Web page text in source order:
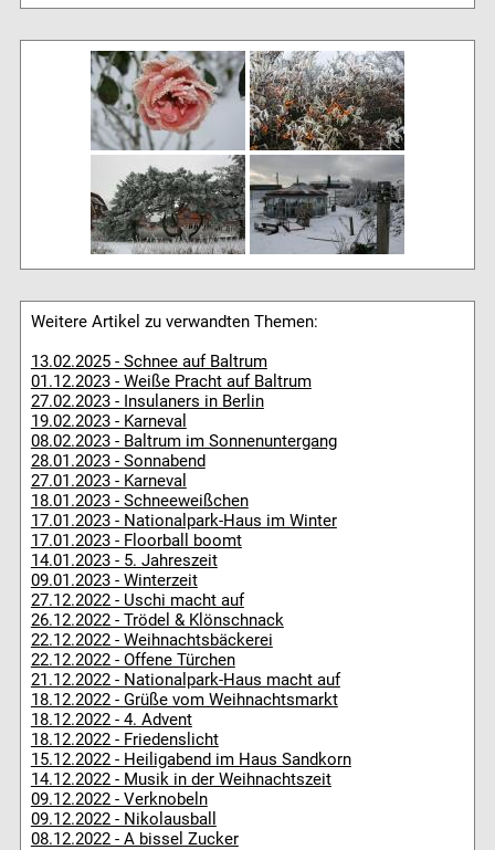
Weitere Artikel zu verwandten Themen:
13.02.2025 - Schnee auf Baltrum
01.12.2023 - Weiße Pracht auf Baltrum
27.02.2023 - Insulaners in Berlin
19.02.2023 - Karneval
08.02.2023 - Baltrum im Sonnenuntergang
28.01.2023 - Sonnabend
27.01.2023 - Karneval
18.01.2023 - Schneeweißchen
17.01.2023 - Nationalpark-Haus im Winter
17.01.2023 - Floorball boomt
14.01.2023 - 5. Jahreszeit
09.01.2023 - Winterzeit
27.12.2022 - Uschi macht auf
26.12.2022 - Trödel & Klönschnack
22.12.2022 - Weihnachtsbäckerei
22.12.2022 - Offene Türchen
21.12.2022 - Nationalpark-Haus macht auf
18.12.2022 - Grüße vom Weihnachtsmarkt
18.12.2022 - 4. Advent
18.12.2022 - Friedenslicht
15.12.2022 - Heiligabend im Haus Sandkorn
14.12.2022 - Musik in der Weihnachtszeit
09.12.2022 - Verknobeln
09.12.2022 - Nikolausball
08.12.2022 - A bissel Zucker